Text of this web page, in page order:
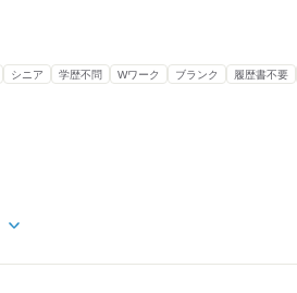
シニア 学歴不問 Wワーク ブランク 履歴書不要